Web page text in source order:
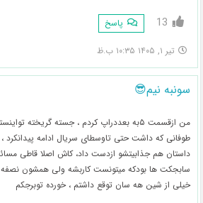
13 پاسخ
تیر ۱, ۱۴۰۵ ۱۰:۳۵ ب.ظ
سونبه نیم😎
من ازقسمت ۵به بعددراپ کردم ، جسته گریخته
طوفانی که داشت حتی تاوسطای سریال ادامه پیدانکرد
داستان هم جذابیتشو ازدست داد، کاش اصلا قاطی
سابجکت ها بودکه میتونست کاربشه ولی همشون
خیلی از شین هه سان توقع داشتم ، خورده توبرجکم